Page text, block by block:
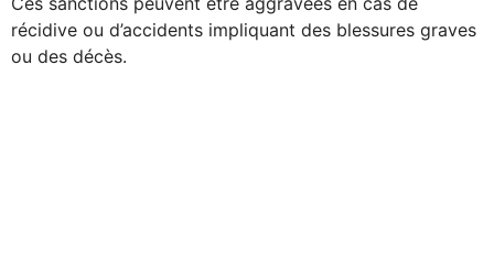
récidive ou d’accidents impliquant des blessures graves
ou des décès.